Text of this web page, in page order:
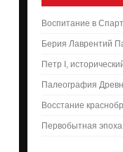
Воспитание в
Берия Лаврентий
Петр I,
Палеография
Восстание
Первобытная